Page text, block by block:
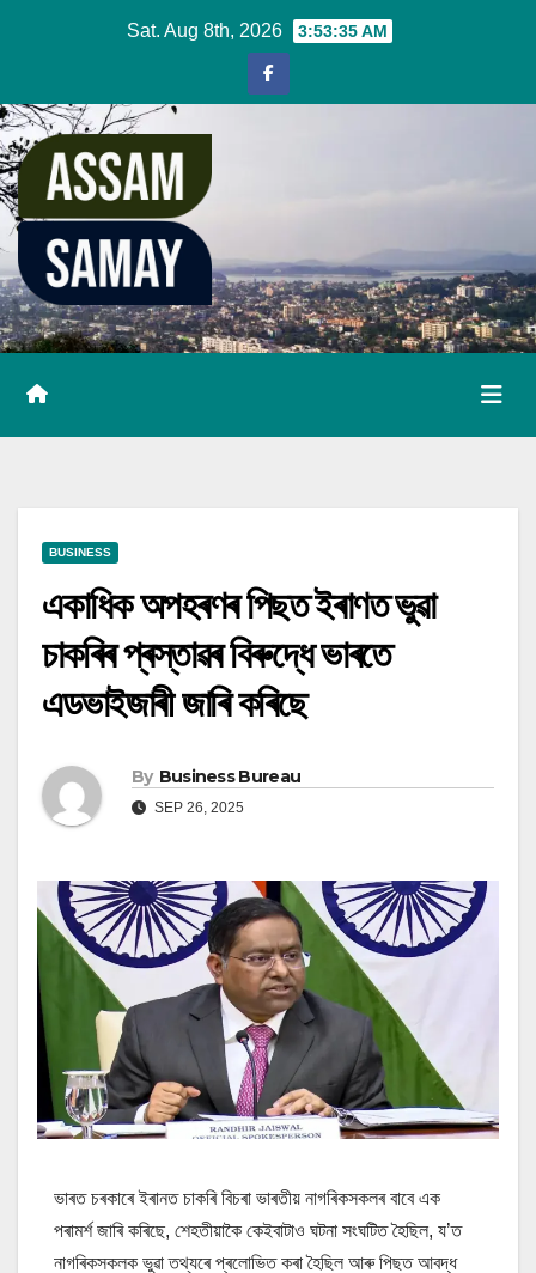
Sat. Aug 8th, 2026 3:53:35 AM
BUSINESS
একাধিক অপহৰণৰ পিছত ইৰাণত ভুৱা
চাকৰিৰ প্ৰস্তাৱৰ বিৰুদ্ধে ভাৰতে
এডভাইজাৰী জাৰি কৰিছে
By Business Bureau
SEP 26, 2025
ভাৰত চৰকাৰে ইৰানত চাকৰি বিচৰা ভাৰতীয় নাগৰিকসকলৰ বাবে এক
পৰামৰ্শ জাৰি কৰিছে, শেহতীয়াকৈ কেইবাটাও ঘটনা সংঘটিত হৈছিল, য’ত
নাগৰিকসকলক ভুৱা তথ্যৰে প্ৰলোভিত কৰা হৈছিল আৰু পিছত আবদ্ধ